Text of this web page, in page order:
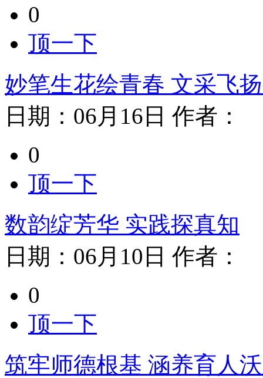
0
顶一下
妙笔生花绘青春 文采飞
日期： 06月16日 作者：
0
顶一下
数韵绽芳华 实践探真知
日期： 06月10日 作者：
0
顶一下
筑牢师德根基 涵养育人